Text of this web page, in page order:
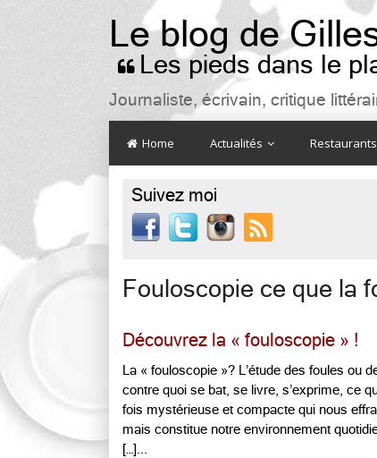
Le blog de
 Les pieds dans le
Journaliste, écrivain, critique
Home Actualités Restaurants
Suivez moi

Fouloscopie ce que la
Découvrez la « fouloscopie » !
La « fouloscopie »? L’étude des foules ou
contre quoi se bat, se livre, s’exprime, ce
fois mystérieuse et compacte qui nous
mais constitue notre environnement
[…]...